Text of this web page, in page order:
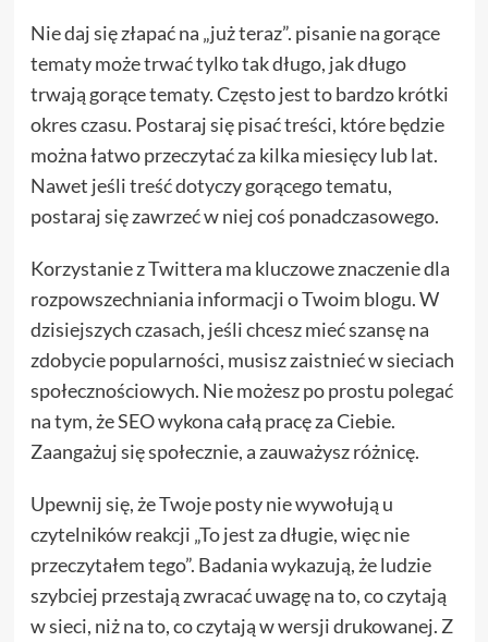
Nie daj się złapać na „już teraz”. pisanie na gorące
tematy może trwać tylko tak długo, jak długo
trwają gorące tematy. Często jest to bardzo krótki
okres czasu. Postaraj się pisać treści, które będzie
można łatwo przeczytać za kilka miesięcy lub lat.
Nawet jeśli treść dotyczy gorącego tematu,
postaraj się zawrzeć w niej coś ponadczasowego.
Korzystanie z Twittera ma kluczowe znaczenie dla
rozpowszechniania informacji o Twoim blogu. W
dzisiejszych czasach, jeśli chcesz mieć szansę na
zdobycie popularności, musisz zaistnieć w sieciach
społecznościowych. Nie możesz po prostu polegać
na tym, że SEO wykona całą pracę za Ciebie.
Zaangażuj się społecznie, a zauważysz różnicę.
Upewnij się, że Twoje posty nie wywołują u
czytelników reakcji „To jest za długie, więc nie
przeczytałem tego”. Badania wykazują, że ludzie
szybciej przestają zwracać uwagę na to, co czytają
w sieci, niż na to, co czytają w wersji drukowanej. Z